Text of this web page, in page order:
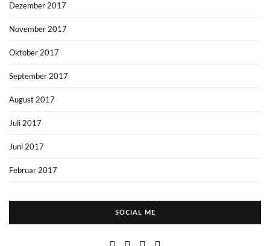
Dezember 2017
November 2017
Oktober 2017
September 2017
August 2017
Juli 2017
Juni 2017
Februar 2017
SOCIAL ME